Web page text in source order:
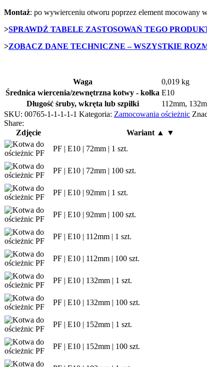
Montaż: po wywierceniu otworu poprzez element mocowany
>SPRAWDŹ TABELE ZASTOSOWAŃ TEGO
>ZOBACZ DANE TECHNICZNE – WSZYSTKIE
Waga
0,019 kg
Średnica wiercenia/zewnętrzna kotwy - kołka E10
Długość śruby, wkręta lub szpilki
112mm,
SKU: 00765-1-1-1-1-1 Kategoria: Zamocowania ościeżnic
Share:
Zdjęcie
Wariant ▲ ▼
PF | E10 | 72mm | 1 szt.
PF | E10 | 72mm | 100 szt.
PF | E10 | 92mm | 1 szt.
PF | E10 | 92mm | 100 szt.
PF | E10 | 112mm | 1 szt.
PF | E10 | 112mm | 100 szt.
PF | E10 | 132mm | 1 szt.
PF | E10 | 132mm | 100 szt.
PF | E10 | 152mm | 1 szt.
PF | E10 | 152mm | 100 szt.